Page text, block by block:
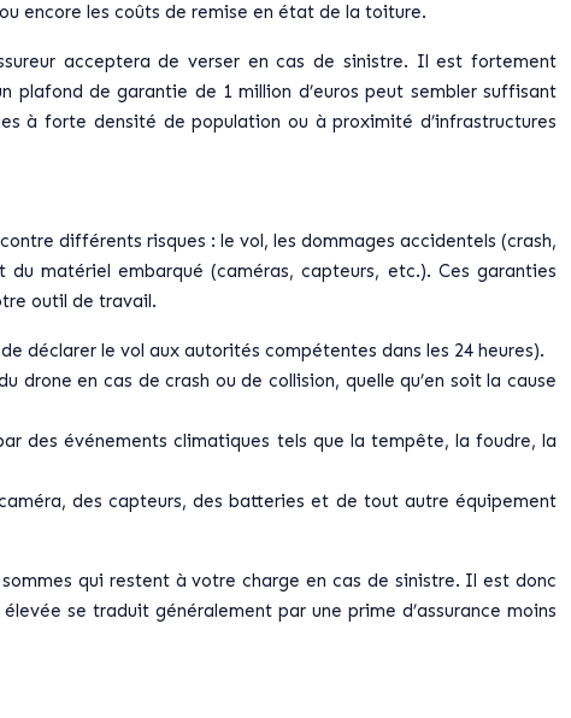
encore les coûts de remise en état de la toiture.
acceptera de verser en cas de sinistre. Il est fortement
plafond de garantie de 1 million d’euros peut sembler suffisant
à forte densité de population ou à proximité d’infrastructures
différents risques : le vol, les dommages accidentels (crash,
matériel embarqué (caméras, capteurs, etc.). Ces garanties
outil de travail.
déclarer le vol aux autorités compétentes dans les 24 heures).
drone en cas de crash ou de collision, quelle qu’en soit la cause
des événements climatiques tels que la tempête, la foudre, la
des capteurs, des batteries et de tout autre équipement
qui restent à votre charge en cas de sinistre. Il est donc
se traduit généralement par une prime d’assurance moins